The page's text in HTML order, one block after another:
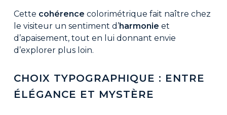
Cette cohérence colorimétrique fait naître chez
le visiteur un sentiment d’harmonie et
d’apaisement, tout en lui donnant envie
d’explorer plus loin.
CHOIX TYPOGRAPHIQUE : ENTRE
ÉLÉGANCE ET MYSTÈRE